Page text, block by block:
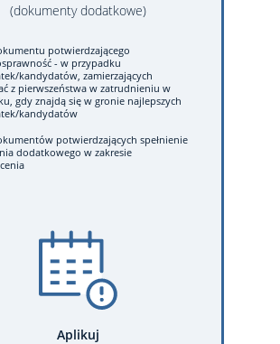
(dokumenty dodatkowe)
potwierdzającego
- w przypadku
kandydatów, zamierzających
z pierwszeństwa w zatrudnieniu w
gdy znajdą się w gronie najlepszych
kandydatów
potwierdzających spełnienie
dodatkowego w zakresie
Aplikuj